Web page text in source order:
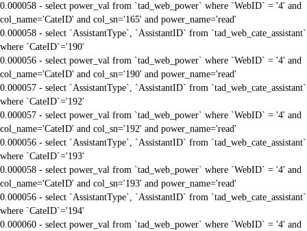
0.000058 - select power_val from `tad_web_power` where `WebID` = '4' and
col_name='CateID' and col_sn='165' and power_name='read'
0.000058 - select `AssistantType`, `AssistantID` from `tad_web_cate_assistant`
where `CateID`='190'
0.000056 - select power_val from `tad_web_power` where `WebID` = '4' and
col_name='CateID' and col_sn='190' and power_name='read'
0.000057 - select `AssistantType`, `AssistantID` from `tad_web_cate_assistant`
where `CateID`='192'
0.000057 - select power_val from `tad_web_power` where `WebID` = '4' and
col_name='CateID' and col_sn='192' and power_name='read'
0.000056 - select `AssistantType`, `AssistantID` from `tad_web_cate_assistant`
where `CateID`='193'
0.000058 - select power_val from `tad_web_power` where `WebID` = '4' and
col_name='CateID' and col_sn='193' and power_name='read'
0.000056 - select `AssistantType`, `AssistantID` from `tad_web_cate_assistant`
where `CateID`='194'
0.000060 - select power_val from `tad_web_power` where `WebID` = '4' and